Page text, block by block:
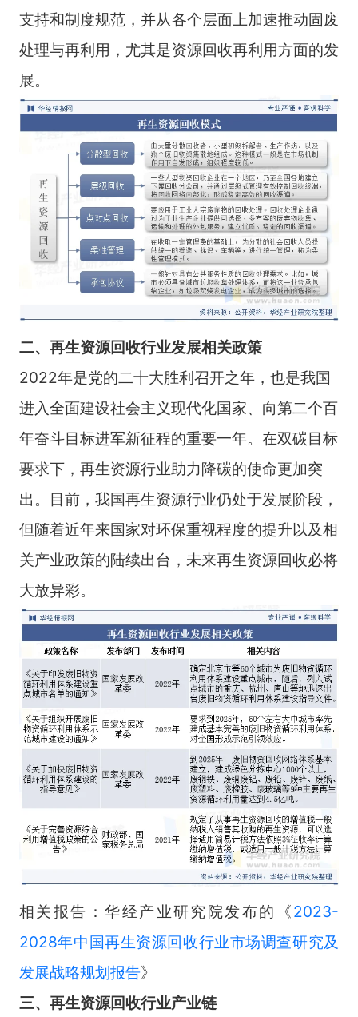
支持和制度规范，并从各个层面上加速推动固废
处理与再利用，尤其是资源回收再利用方面的发
展。
二、再生资源回收行业发展相关政策
2022年是党的二十大胜利召开之年，也是我国
进入全面建设社会主义现代化国家、向第二个百
年奋斗目标进军新征程的重要一年。在双碳目标
要求下，再生资源行业助力降碳的使命更加突
出。目前，我国再生资源行业仍处于发展阶段，
但随着近年来国家对环保重视程度的提升以及相
关产业政策的陆续出台，未来再生资源回收必将
大放异彩。
相关报告：华经产业研究院发布的《2023-
2028年中国再生资源回收行业市场调查研究及
发展战略规划报告》
三、再生资源回收行业产业链